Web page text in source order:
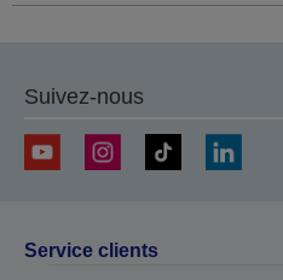
Suivez-nous
Service clients